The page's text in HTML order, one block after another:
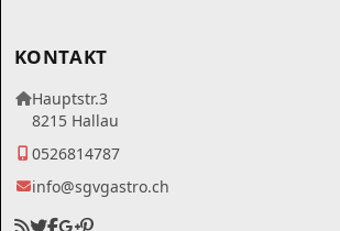
KONTAKT
Hauptstr.3
8215 Hallau
0526814787
info@sgvgastro.ch